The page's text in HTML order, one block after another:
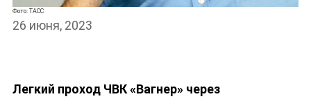
Фото: ТАСС
26 июня, 2023
Легкий проход ЧВК «Вагнер» через